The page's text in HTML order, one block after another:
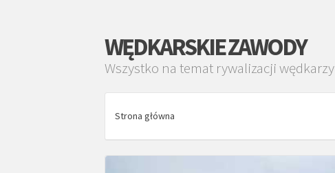
WĘDKARSKIE ZAWODY
Wszystko na temat rywalizacji wędkarzy
Strona główna